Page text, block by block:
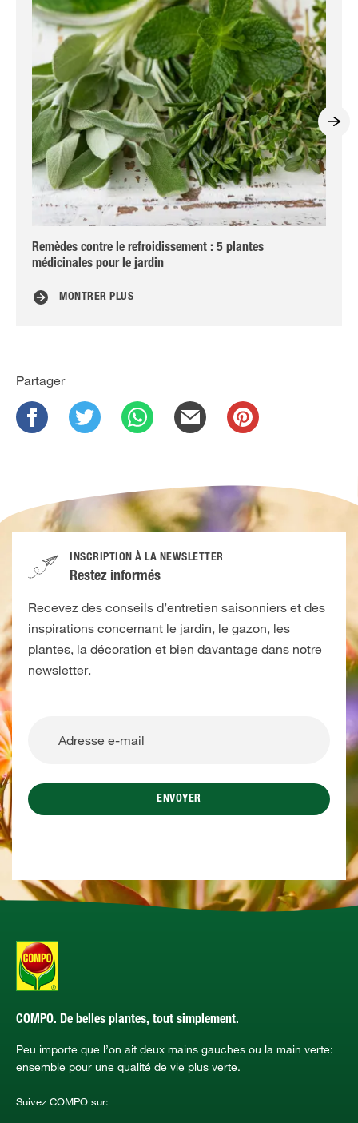
Remèdes contre le refroidissement : 5 plantes
médicinales pour le jardin
MONTRER PLUS
Partager
INSCRIPTION À LA NEWSLETTER
Restez informés
Recevez des conseils d’entretien saisonniers et des
inspirations concernant le jardin, le gazon, les
plantes, la décoration et bien davantage dans notre
newsletter.
ENVOYER
COMPO. De belles plantes, tout simplement.
Peu importe que l’on ait deux mains gauches ou la main verte:
ensemble pour une qualité de vie plus verte.
Suivez COMPO sur: